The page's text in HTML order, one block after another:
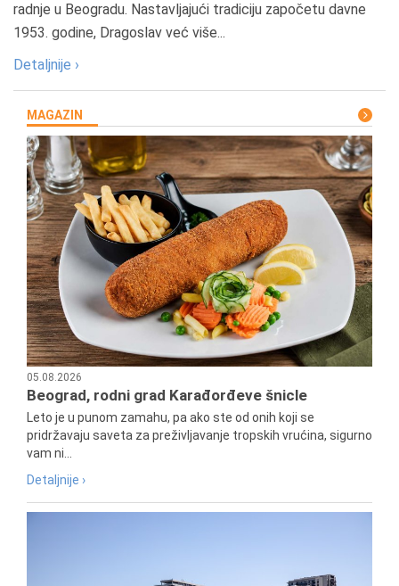
radnje u Beogradu. Nastavljajući tradiciju započetu davne
1953. godine, Dragoslav već više...
Detaljnije ›
MAGAZIN
05.08.2026
Beograd, rodni grad Karađorđeve šnicle
Leto je u punom zamahu, pa ako ste od onih koji se
pridržavaju saveta za preživljavanje tropskih vrućina, sigurno
vam ni...
Detaljnije ›